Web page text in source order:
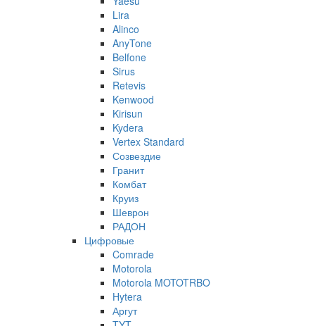
Lira
Alinco
AnyTone
Belfone
Sirus
Retevis
Kenwood
Kirisun
Kydera
Vertex Standard
Созвездие
Гранит
Комбат
Круиз
Шеврон
РАДОН
Цифровые
Comrade
Motorola
Motorola MOTOTRBO
Hytera
Аргут